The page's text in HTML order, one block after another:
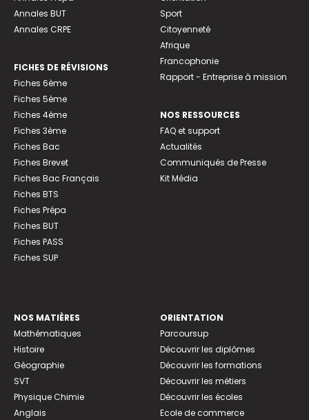
Annales BUT
Annales CRPE
FICHES DE RÉVISIONS
Fiches 6ème
Fiches 5ème
Fiches 4ème
Fiches 3ème
Fiches Bac
Fiches Brevet
Fiches Bac Français
Fiches BTS
Fiches Prépa
Fiches BUT
Fiches PASS
Fiches SUP
Sport
Citoyenneté
Afrique
Francophonie
Rapport - Entreprise à mission
NOS RESSOURCES
FAQ et support
Actualités
Communiqués de Presse
Kit Média
NOS MATIÈRES
Mathématiques
Histoire
Géographie
SVT
Physique Chimie
Anglais
ORIENTATION
Parcoursup
Découvrir les diplômes
Découvrir les formations
Découvrir les métiers
Découvrir les écoles
Ecole de commerce